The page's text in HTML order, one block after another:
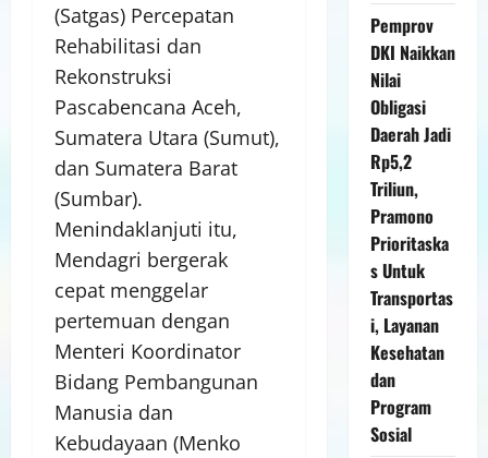
(Satgas) Percepatan
Rehabilitasi dan
Rekonstruksi
Pascabencana Aceh,
Sumatera Utara (Sumut),
dan Sumatera Barat
(Sumbar).
Menindaklanjuti itu,
Mendagri bergerak
cepat menggelar
pertemuan dengan
Menteri Koordinator
Bidang Pembangunan
Manusia dan
Kebudayaan (Menko
Pemprov
DKI Naikkan
Nilai
Obligasi
Daerah Jadi
Rp5,2
Triliun,
Pramono
Prioritaska
s Untuk
Transportas
i, Layanan
Kesehatan
dan
Program
Sosial